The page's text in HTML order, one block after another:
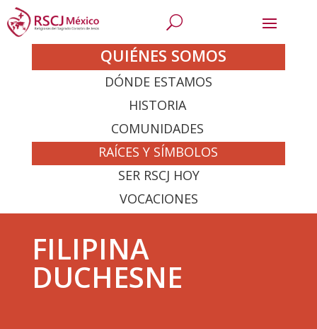
QUIÉNES SOMOS
DÓNDE ESTAMOS
HISTORIA
COMUNIDADES
RAÍCES Y SÍMBOLOS
SER RSCJ HOY
VOCACIONES
FILIPINA
DUCHESNE